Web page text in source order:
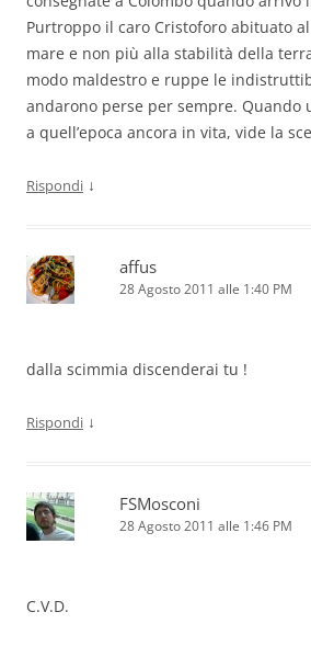
Purtroppo il caro Cristoforo abituato
mare e non più alla stabilità della
modo maldestro e ruppe le
andarono perse per sempre. Quando
a quell’epoca ancora in vita, vide la
Rispondi ↓
affus
28 Agosto 2011 alle 1:40 PM
dalla scimmia discenderai tu !
Rispondi ↓
FSMosconi
28 Agosto 2011 alle 1:46 PM
C.V.D.